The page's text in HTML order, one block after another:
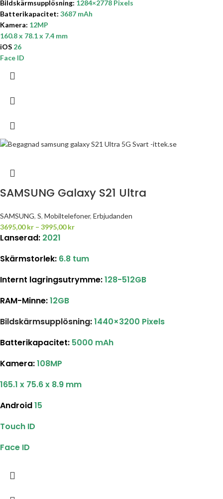
Bildskärmsupplösning: 1284×2778 Pixels
Batterikapacitet: 3687 mAh
Kamera: 12MP
160.8 x 78.1 x 7.4 mm
iOS 26
Face ID
SAMSUNG Galaxy S21 Ultra
SAMSUNG, S, Mobiltelefoner, Erbjudanden
3695,00kr – 3995,00kr
Lanserad: 2021
Skärmstorlek: 6.8 tum
Internt lagringsutrymme:128-512GB
RAM-Minne:12GB
Bildskärmsupplösning:1440×3200 Pixels
Batterikapacitet: 5000 mAh
Kamera:108MP
165.1 x 75.6 x 8.9 mm
Android15
Touch ID
Face ID